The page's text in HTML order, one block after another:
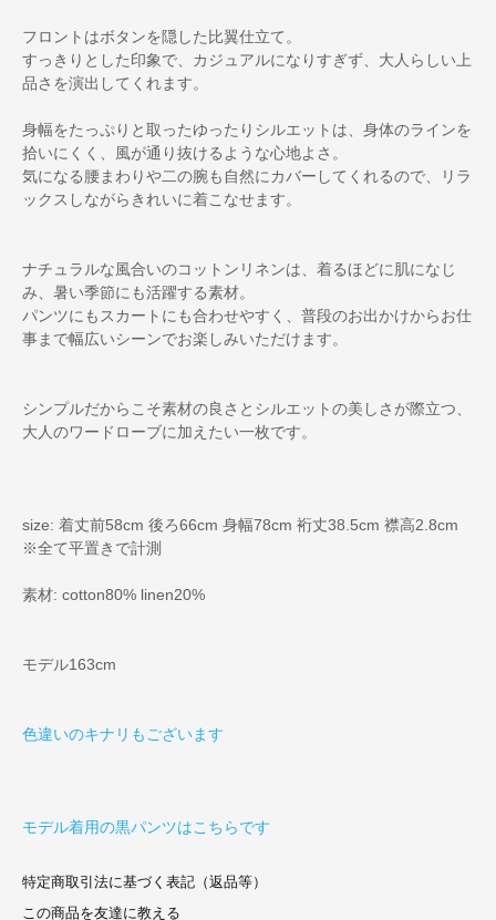
フロントはボタンを隠した比翼仕立て。
すっきりとした印象で、カジュアルになりすぎず、大人らしい上
品さを演出してくれます。
身幅をたっぷりと取ったゆったりシルエットは、身体のラインを
拾いにくく、風が通り抜けるような心地よさ。
気になる腰まわりや二の腕も自然にカバーしてくれるので、リラ
ックスしながらきれいに着こなせます。
ナチュラルな風合いのコットンリネンは、着るほどに肌になじ
み、暑い季節にも活躍する素材。
パンツにもスカートにも合わせやすく、普段のお出かけからお仕
事まで幅広いシーンでお楽しみいただけます。
シンプルだからこそ素材の良さとシルエットの美しさが際立つ、
大人のワードローブに加えたい一枚です。
size: 着丈前58cm 後ろ66cm 身幅78cm 裄丈38.5cm 襟高2.8cm
※全て平置きで計測
素材: cotton80% linen20%
モデル163cm
色違いのキナリもございます
モデル着用の黒パンツはこちらです
特定商取引法に基づく表記（返品等）
この商品を友達に教える